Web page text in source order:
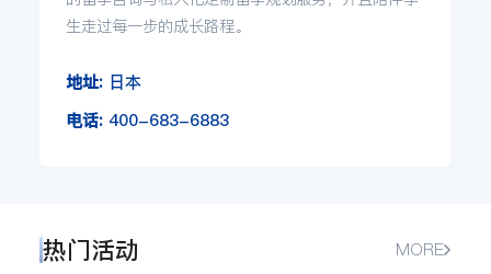
生走过每一步的成长路程。
地址: 日本
电话: 400-683-6883
热门活动 MORE